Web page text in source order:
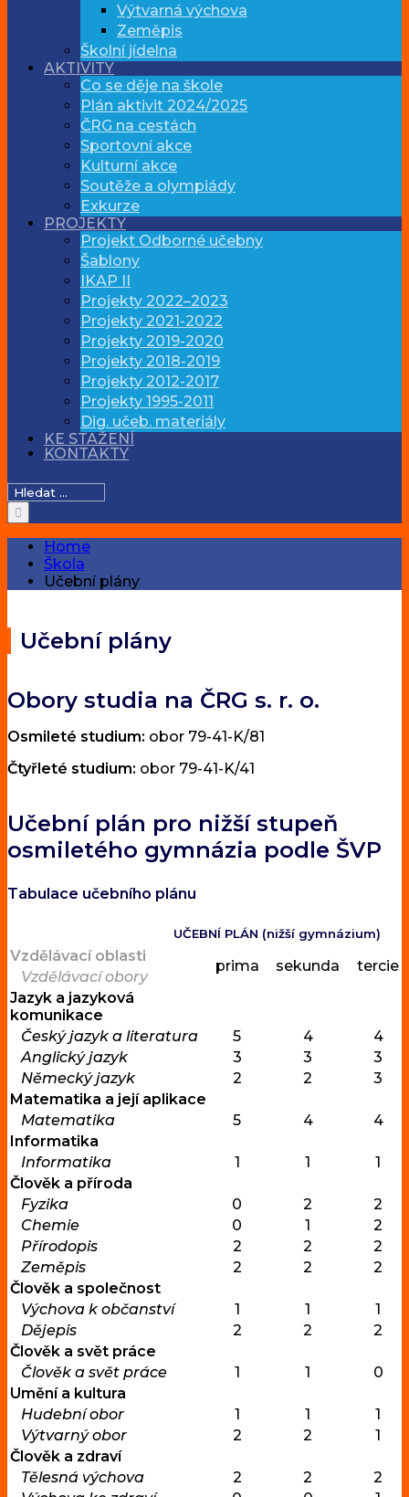
Výtvarná výchova
Zeměpis
Školní jídelna
AKTIVITY
Co se děje na škole
Plán aktivit 2024/2025
ČRG na cestách
Sportovní akce
Kulturní akce
Soutěže a olympiády
Exkurze
PROJEKTY
Projekt Odborné učebny
Šablony
IKAP II
Projekty 2022–2023
Projekty 2021-2022
Projekty 2019-2020
Projekty 2018-2019
Projekty 2012-2017
Projekty 1995-2011
Dig. učeb. materiály
KE STAŽENÍ
KONTAKTY
Hledat:
Home
Škola
Učební plány
Učební plány
Obory studia na ČRG s. r. o.
Osmileté studium: obor 79-41-K/81
Čtyřleté studium: obor 79-41-K/41
Učební plán pro nižší stupeň
osmiletého gymnázia podle ŠVP
Tabulace učebního plánu
UČEBNÍ PLÁN (nižší gymnázium)
Vzdělávací oblasti
prima sekunda tercie
Vzdělávací obory
Jazyk a jazyková
komunikace
Český jazyk a literatura
5 4
4
Anglický jazyk
3 3
3
Německý jazyk
2 2
3
Matematika a její aplikace
Matematika
5 4
4
Informatika
Informatika
1 1
1
Člověk a příroda
Fyzika
0 2
2
Chemie
0 1
2
Přírodopis
2 2
2
Zeměpis
2 2
2
Člověk a společnost
Výchova k občanství
1 1
1
Dějepis
2 2
2
Člověk a svět práce
Člověk a svět práce
1 1
0
Umění a kultura
Hudební obor
1 1
1
Výtvarný obor
2 2
1
Člověk a zdraví
Tělesná výchova
2 2
2